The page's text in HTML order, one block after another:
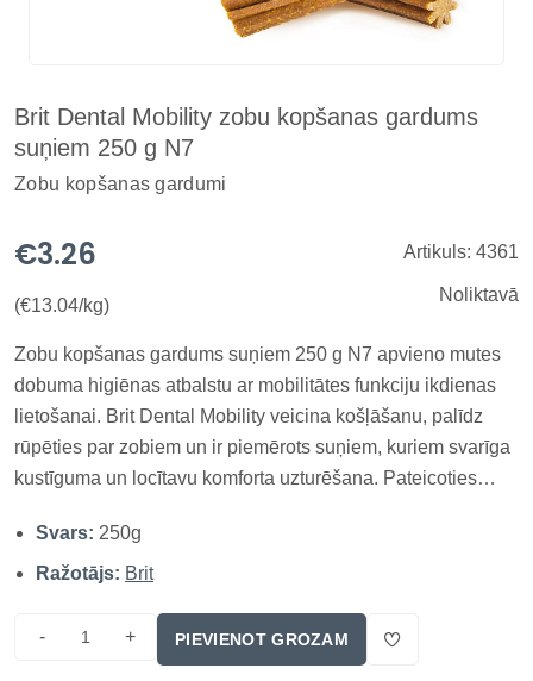
Brit Dental Mobility zobu kopšanas gardums
suņiem 250 g N7
Zobu kopšanas gardumi
€3.26
(€13.04/kg)
Artikuls: 4361
Noliktavā
Zobu kopšanas gardums suņiem 250 g N7 apvieno mutes
dobuma higiēnas atbalstu ar mobilitātes funkciju ikdienas
lietošanai. Brit Dental Mobility veicina košļāšanu, palīdz
rūpēties par zobiem un ir piemērots suņiem, kuriem svarīga
kustīguma un locītavu komforta uzturēšana. Pateicoties
svaigu elpu, savukārt kolagēns, glikozamīns un kurkuma
rūpēja...
Svars: 250g
Ražotājs: Brit
- + PIEVIENOT GROZAM